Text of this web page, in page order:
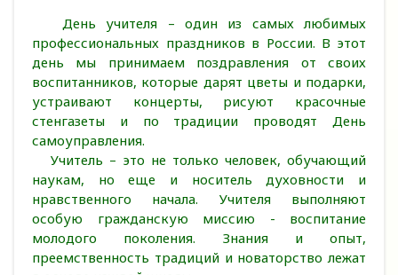
День учителя – один из самых любимых
профессиональных праздников в России. В этот
день мы принимаем поздравления от своих
воспитанников, которые дарят цветы и подарки,
устраивают концерты, рисуют красочные
стенгазеты и по традиции проводят День
самоуправления.
Учитель – это не только человек, обучающий
наукам, но еще и носитель духовности и
нравственного начала. Учителя выполняют
особую гражданскую миссию - воспитание
молодого поколения. Знания и опыт,
преемственность традиций и новаторство лежат